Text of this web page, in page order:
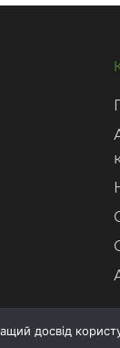
досвід